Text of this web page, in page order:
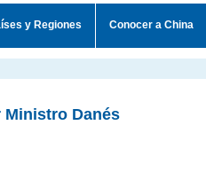
y Regiones Conocer a China
Danés